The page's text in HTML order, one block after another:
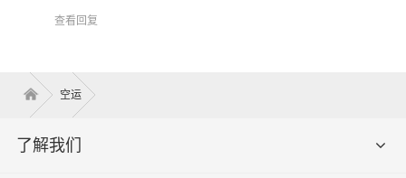
查看回复
空运
了解我们